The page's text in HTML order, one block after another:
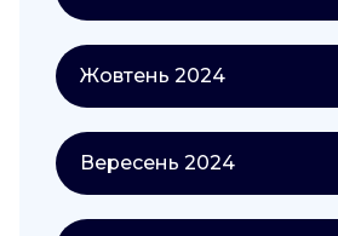
Жовтень 2024
Вересень 2024